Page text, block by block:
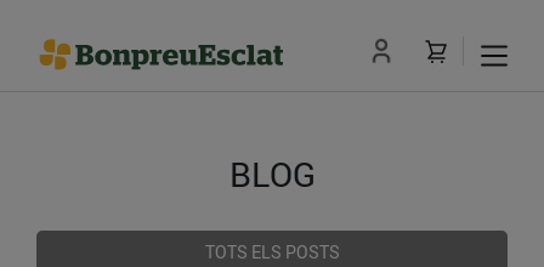
BLOG
TOTS ELS POSTS